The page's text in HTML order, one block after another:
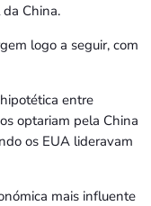
China.
logo a seguir, com
entre
optariam pela China
os EUA lideravam
mais influente